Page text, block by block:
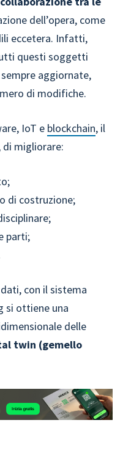
dell’opera, come
eccetera. Infatti,
questi soggetti
aggiornate,
di modifiche.
IoT e blockchain, il
di migliorare:
di costruzione;
parti;
con il sistema
si ottiene una
delle
twin (gemello